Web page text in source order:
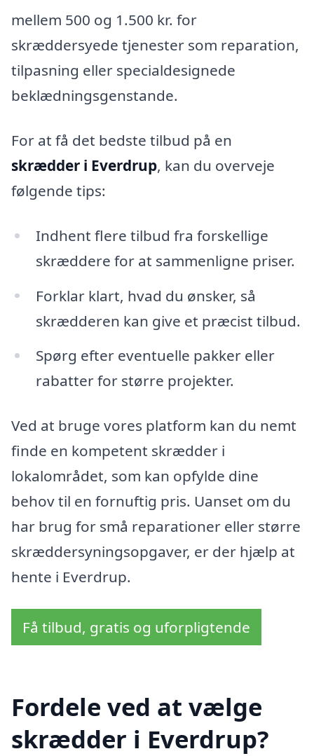
mellem 500 og 1.500 kr. for
skræddersyede tjenester som reparation,
tilpasning eller specialdesignede
beklædningsgenstande.
For at få det bedste tilbud på en
skrædder i Everdrup, kan du overveje
følgende tips:
Indhent flere tilbud fra forskellige
skræddere for at sammenligne priser.
Forklar klart, hvad du ønsker, så
skrædderen kan give et præcist tilbud.
Spørg efter eventuelle pakker eller
rabatter for større projekter.
Ved at bruge vores platform kan du nemt
finde en kompetent skrædder i
lokalområdet, som kan opfylde dine
behov til en fornuftig pris. Uanset om du
har brug for små reparationer eller større
skræddersyningsopgaver, er der hjælp at
hente i Everdrup.
Få tilbud, gratis og uforpligtende
Fordele ved at vælge
skrædder i Everdrup?